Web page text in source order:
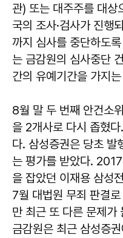
관) 또는 대주주를 대상
국의 조사·검사가 진행
까지 심사를 중단하도
는 금감원의 심사중단
간의 유예기간을 가지
8월 말 두 번째 안건소
을 2개사로 다시 좁혔
다. 삼성증권은 당초 발
는 평가를 받았다.
을 잡았던 이재용 삼성
7월 대법원 무죄 판결
만 최근 또 다른 문제가
금감원은 최근 삼성증